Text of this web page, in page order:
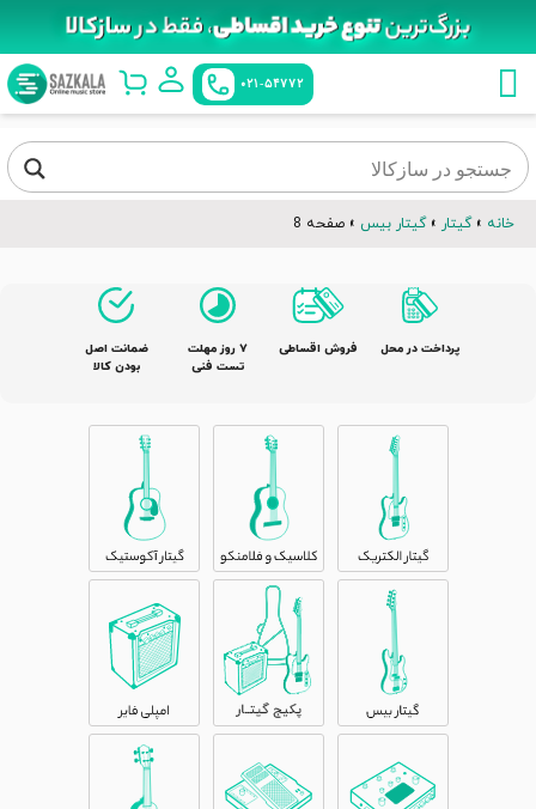
021-54772
خانه »گیتار »گیتار بیس »صفحه 8
پرداخت در محل فروش اقساطی
٧ روز مهلت
تست فنی
ضمانت اصل
بودن کالا